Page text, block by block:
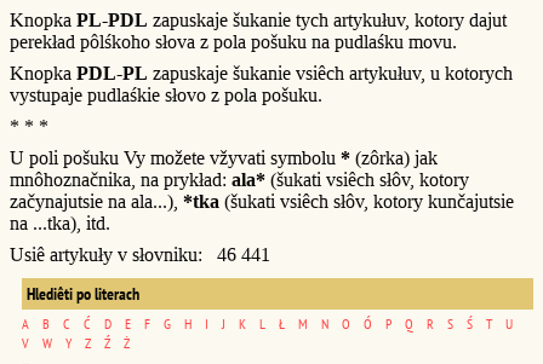
Knopka PL-PDL zapuskaje šukanie tych artykułuv, kotory dajut
perekład pôlśkoho słova z pola pošuku na pudlaśku movu.
Knopka PDL-PL zapuskaje šukanie vsiêch artykułuv, u kotorych
vystupaje pudlaśkie słovo z pola pošuku.
* * *
U poli pošuku Vy možete vžyvati symbolu * (zôrka) jak
mnôhoznačnika, na prykład: ala* (šukati vsiêch słôv, kotory
začynajutsie na ala...), *tka (šukati vsiêch słôv, kotory kunčajutsie
na ...tka), itd.
Usiê artykuły v słovniku: 46 441
Hlediêti po literach
A B C Ć D E F G H I J K L Ł M N O Ó P Q R S Ś T
U
V
W Y Z Ź Ż